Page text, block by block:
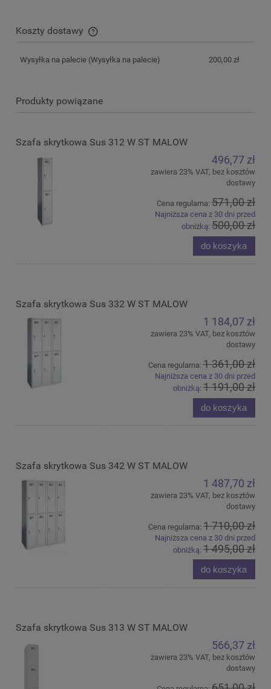
Koszty dostawy
Cena nie zawiera ewentualnych kosztów płatności
Wysyłka na palecie(Wysyłka na palecie) 200,00 zł
Produkty powiązane
Szafa skrytkowa Sus 312 W ST MALOW
496,77 zł
zawiera 23% VAT, bez kosztów
dostawy
Cena regularna: 571,00 zł
Najniższa cena z 30 dni przed
obniżką: 500,00 zł
do koszyka
Szafa skrytkowa Sus 332 W ST MALOW
1 184,07 zł
zawiera 23% VAT, bez kosztów
dostawy
Cena regularna: 1 361,00 zł
Najniższa cena z 30 dni przed
obniżką: 1 191,00 zł
do koszyka
Szafa skrytkowa Sus 342 W ST MALOW
1 487,70 zł
zawiera 23% VAT, bez kosztów
dostawy
Cena regularna: 1 710,00 zł
Najniższa cena z 30 dni przed
obniżką: 1 495,00 zł
do koszyka
Szafa skrytkowa Sus 313 W ST MALOW
566,37 zł
zawiera 23% VAT, bez kosztów
dostawy